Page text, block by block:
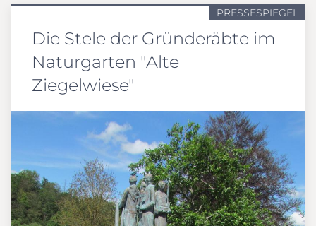
PRESSESPIEGEL
Die Stele der Gründeräbte im
Naturgarten "Alte
Ziegelwiese"